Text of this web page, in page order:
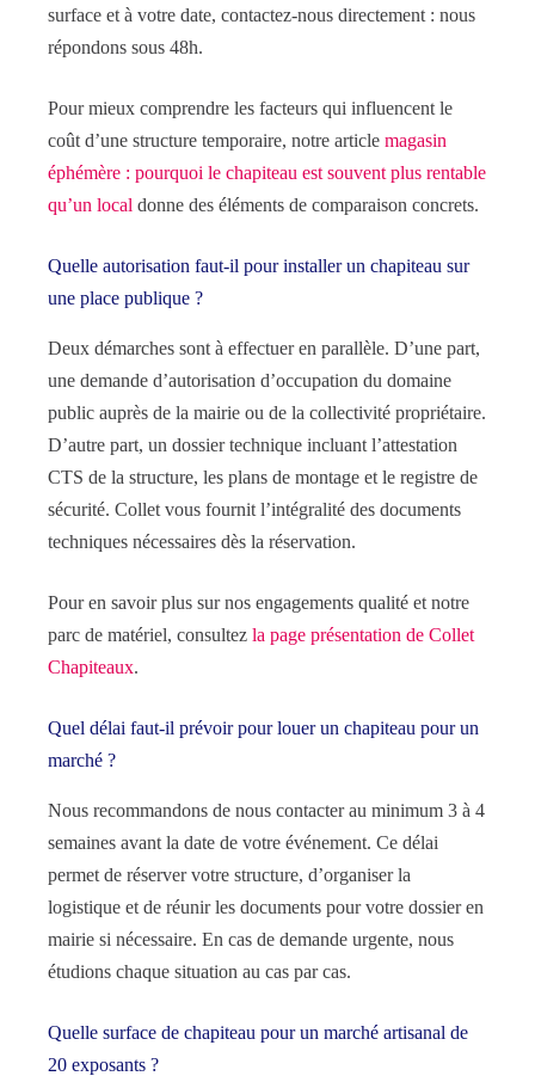
surface et à votre date, contactez-nous directement : nous
répondons sous 48h.
Pour mieux comprendre les facteurs qui influencent le
coût d’une structure temporaire, notre article magasin
éphémère : pourquoi le chapiteau est souvent plus rentable
qu’un local donne des éléments de comparaison concrets.
Quelle autorisation faut-il pour installer un chapiteau sur
une place publique ?
Deux démarches sont à effectuer en parallèle. D’une part,
une demande d’autorisation d’occupation du domaine
public auprès de la mairie ou de la collectivité propriétaire.
D’autre part, un dossier technique incluant l’attestation
CTS de la structure, les plans de montage et le registre de
sécurité. Collet vous fournit l’intégralité des documents
techniques nécessaires dès la réservation.
Pour en savoir plus sur nos engagements qualité et notre
parc de matériel, consultez la page présentation de Collet
Chapiteaux.
Quel délai faut-il prévoir pour louer un chapiteau pour un
marché ?
Nous recommandons de nous contacter au minimum 3 à 4
semaines avant la date de votre événement. Ce délai
permet de réserver votre structure, d’organiser la
logistique et de réunir les documents pour votre dossier en
mairie si nécessaire. En cas de demande urgente, nous
étudions chaque situation au cas par cas.
Quelle surface de chapiteau pour un marché artisanal de
20 exposants ?